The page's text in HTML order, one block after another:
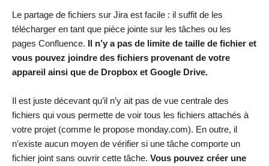
Le partage de fichiers sur Jira est facile : il suffit de les
télécharger en tant que pièce jointe sur les tâches ou les
pages Confluence. Il n’y a pas de limite de taille de fichier et
vous pouvez joindre des fichiers provenant de votre
appareil ainsi que de Dropbox et Google Drive.
Il est juste décevant qu’il n’y ait pas de vue centrale des
fichiers qui vous permette de voir tous les fichiers attachés à
votre projet (comme le propose monday.com). En outre, il
n’existe aucun moyen de vérifier si une tâche comporte un
fichier joint sans ouvrir cette tâche. Vous pouvez créer une